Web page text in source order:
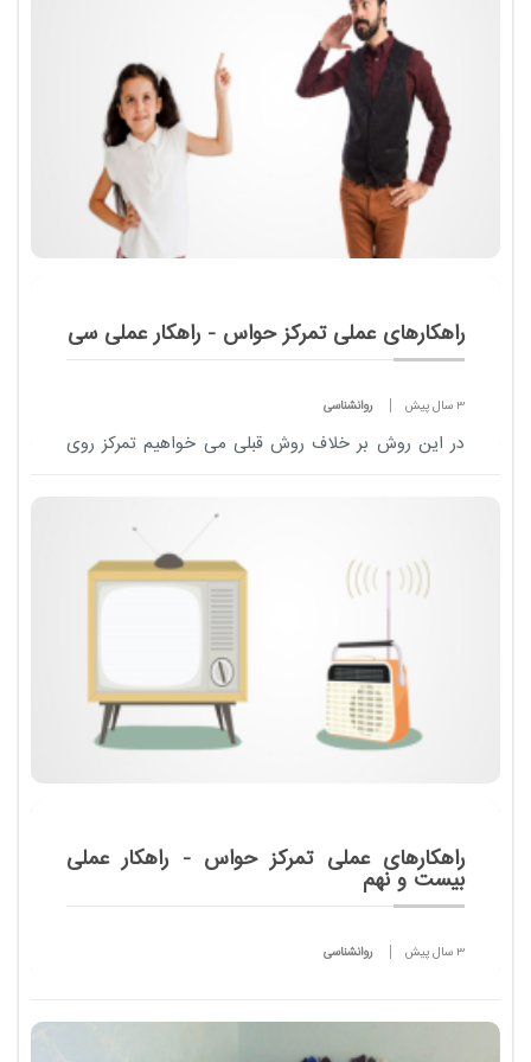
بزرگ پر از آب، استکانی را قرار دهید. بعد از
فرزند خود بخواهید سکه ای را طوری درون آب
به آهستگی بیندازد که سکه درون استکان بیفتد.
زیرا بعضی از بچه ها بدون در نظر گرفتن مفهوم سوالات
طوطی وار جوابی را ا...
راهکارهای عملی تمرکز حواس - راهکار عملی سی
3 سال پیش روانشناسی
در این روش بر خلاف روش قبلی می خواهیم تمرکز روی
راهکارهای عملی تمرکز حواس - راهکار عملی
بیست و نهم
3 سال پیش روانشناسی
استفاده شود یعنی در یک زمان مشخص بتوانیم بطور